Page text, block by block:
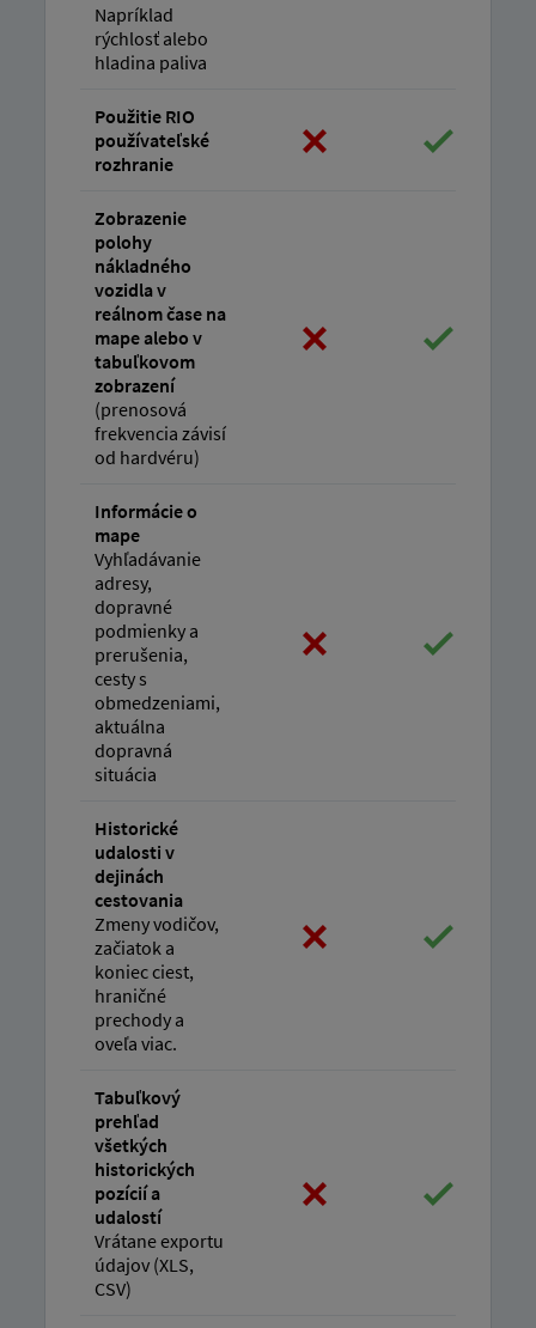
Napríklad
rýchlosť alebo
hladina paliva
Použitie RIO
používateľské
rozhranie
Zobrazenie
polohy
nákladného
vozidla v
reálnom čase na
mape alebo v
tabuľkovom
zobrazení
(prenosová
frekvencia závisí
od hardvéru)
Informácie o
mape
Vyhľadávanie
adresy,
dopravné
podmienky a
prerušenia,
cesty s
obmedzeniami,
aktuálna
dopravná
situácia
Historické
udalosti v
dejinách
cestovania
Zmeny vodičov,
začiatok a
koniec ciest,
hraničné
prechody a
oveľa viac.
Tabuľkový
prehľad
všetkých
historických
pozícií a
udalostí
Vrátane exportu
údajov (XLS,
CSV)